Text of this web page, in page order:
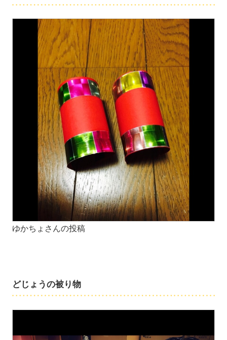
ゆかちょさんの投稿
どじょうの被り物